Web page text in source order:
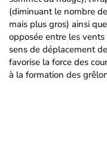
(diminuant le nombre
mais plus gros) ainsi
opposée entre les
sens de déplacement
favorise la force des
à la formation des